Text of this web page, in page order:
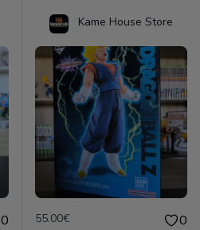
0
Kame House Store
55.00€ 0